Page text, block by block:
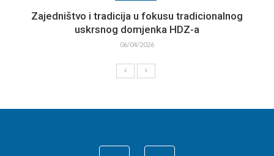
Zajedništvo i tradicija u fokusu tradicionalnog
uskrsnog domjenka HDZ-a
06/04/2026